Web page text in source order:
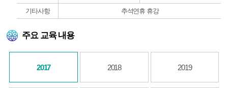
기타사항 추석연휴 휴강
주요 교육 내용
2017 2018 2019